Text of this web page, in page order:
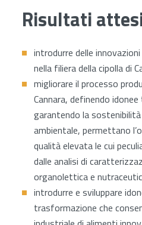
Risultati
introdurre delle
nella filiera della cipolla di
migliorare il processo
Cannara, definendo
garantendo la
ambientale, permettano
qualità elevata le cui
dalle analisi di
organolettica e
introdurre e sviluppare
trasformazione che